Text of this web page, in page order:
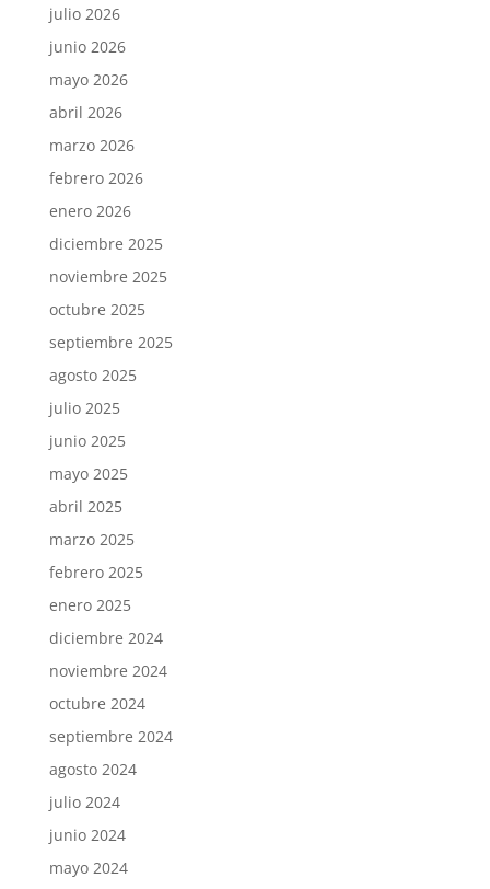
julio 2026
junio 2026
mayo 2026
abril 2026
marzo 2026
febrero 2026
enero 2026
diciembre 2025
noviembre 2025
octubre 2025
septiembre 2025
agosto 2025
julio 2025
junio 2025
mayo 2025
abril 2025
marzo 2025
febrero 2025
enero 2025
diciembre 2024
noviembre 2024
octubre 2024
septiembre 2024
agosto 2024
julio 2024
junio 2024
mayo 2024